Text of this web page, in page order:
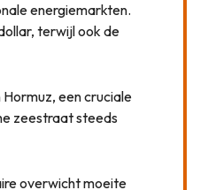
energiemarkten.
terwijl ook de
een cruciale
zeestraat steeds
overwicht moeite